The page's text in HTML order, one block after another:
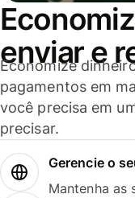
enviar e
Economize
pagamentos em
você precisa em
precisar.
Gerencie o
Mantenha as